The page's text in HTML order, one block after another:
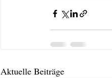
Aktuelle Beiträge